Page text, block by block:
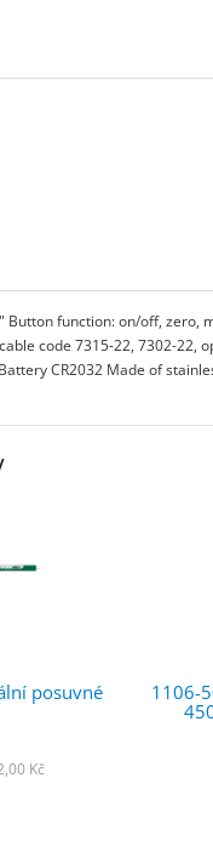
Button function: on/off, zero,
code 7315-22, 7302-22,
CR2032 Made of
posuvné
Kč
1106-